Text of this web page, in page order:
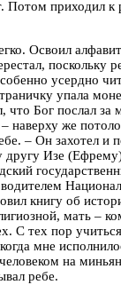
Потом приходил к
Освоил
поскольку
усердно
упала
что Бог послал
наверху же
– Он захотел и
другу Изе
книгу об
мать –
С тех пор
мне
на
ребе.